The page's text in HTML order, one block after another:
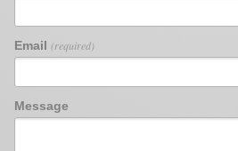
Email (required)
Message